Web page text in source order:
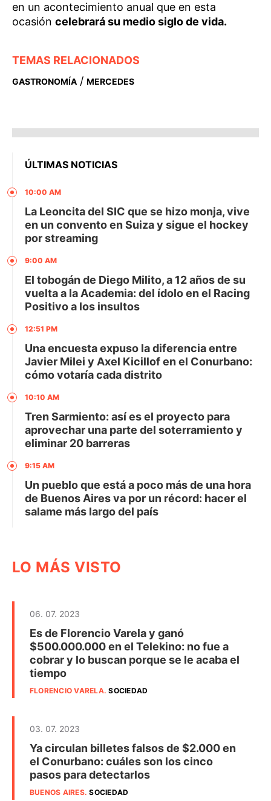
en un acontecimiento anual que en esta
ocasión celebrará su medio siglo de vida.
TEMAS RELACIONADOS
GASTRONOMÍA / MERCEDES
ÚLTIMAS NOTICIAS
10:00 AM
La Leoncita del SIC que se hizo monja, vive
en un convento en Suiza y sigue el hockey
por streaming
9:00 AM
El tobogán de Diego Milito, a 12 años de su
vuelta a la Academia: del ídolo en el Racing
Positivo a los insultos
12:51 PM
Una encuesta expuso la diferencia entre
Javier Milei y Axel Kicillof en el Conurbano:
cómo votaría cada distrito
10:10 AM
Tren Sarmiento: así es el proyecto para
aprovechar una parte del soterramiento y
eliminar 20 barreras
9:15 AM
Un pueblo que está a poco más de una hora
de Buenos Aires va por un récord: hacer el
salame más largo del país
LO MÁS VISTO
06. 07. 2023
Es de Florencio Varela y ganó
$500.000.000 en el Telekino: no fue a
cobrar y lo buscan porque se le acaba el
tiempo
FLORENCIO VARELA.SOCIEDAD
03. 07. 2023
Ya circulan billetes falsos de $2.000 en
el Conurbano: cuáles son los cinco
pasos para detectarlos
BUENOS AIRES.SOCIEDAD